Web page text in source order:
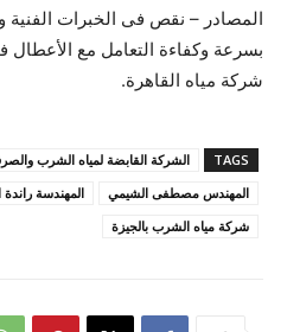
المصادر – نقص فى الخبرات
بسرعة وكفاءة التعامل مع
شركة مياه القاهرة.
TAGS
الشركة القابضة لمياه الشرب
المهندس مصطفى الشيمي
المهندسة
شركة مياه الشرب بالجيزة